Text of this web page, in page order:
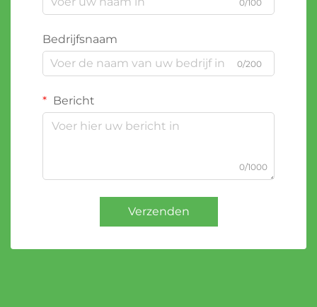
0/100
Bedrijfsnaam
0/200
Bericht
0/1000
Verzenden